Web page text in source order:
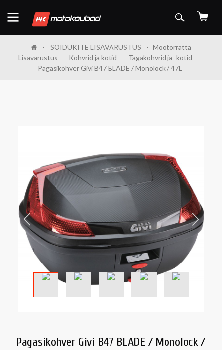
SÕIDUKITE LISAVARUSTUS
Mootorratta
Lisavarustus
Kohvrid ja kotid
Tagakohvrid ja -kotid
Pagasikohver Givi B47 BLADE / Monolock / 47L
Pagasikohver Givi B47 BLADE / Monolock /